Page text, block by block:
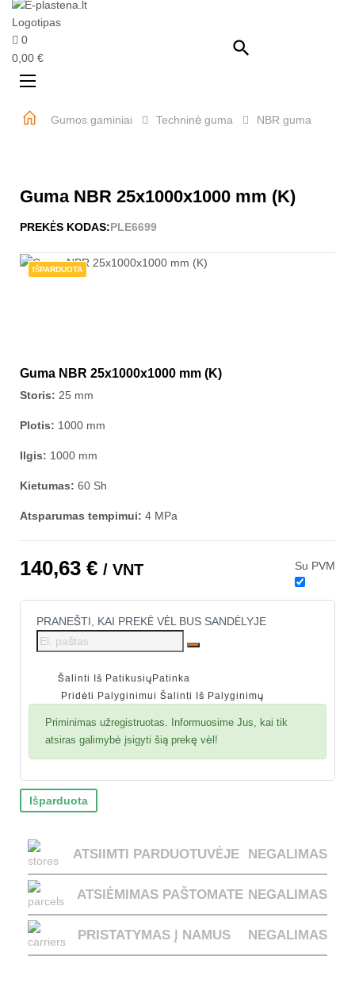

0
0,00 €
Perjungti
☰
Gumos gaminiai Techninė guma NBR guma
Guma NBR 25x1000x1000 mm (K)
PREKĖS KODAS:PLE6699
IŠPARDUOTA
Guma NBR 25x1000x1000 mm (K)
Storis: 25 mm
Plotis: 1000 mm
Ilgis: 1000 mm
Kietumas: 60 Sh
Atsparumas tempimui: 4 MPa
140,63 € / VNT Su PVM
PRANEŠTI, KAI PREKĖ VĖL BUS SANDĖLYJE
Šalinti Iš Patikusių Patinka
Pridėti Palyginimui Šalinti Iš Palyginimų
Priminimas užregistruotas. Informuosime Jus, kai tik
atsiras galimybė įsigyti šią prekę vėl!
Išparduota
ATSIIMTI PARDUOTUVĖJE NEGALIMAS
ATSIĖMIMAS PAŠTOMATE NEGALIMAS
PRISTATYMAS Į NAMUS NEGALIMAS